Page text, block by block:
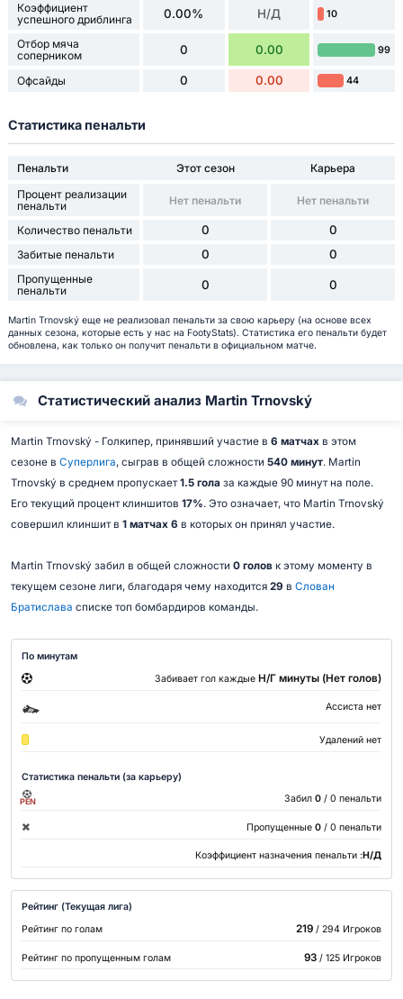
Коэффициент
успешного дриблинга
0.00% Н/Д 10
Отбор мяча
соперником
0 0.00 99
Офсайды 0 0.00 44
Статистика пенальти
Пенальти Этот сезон
Карьера
Процент реализации
пенальти
Нет пенальти Нет пенальти
Количество пенальти 0 0
Забитые пенальти 0 0
Пропущенные
пенальти
0 0
Martin Trnovský еще не реализовал пенальти за свою карьеру (на основе всех
данных сезона, которые есть у нас на FootyStats). Статистика его пенальти будет
обновлена, как только он получит пенальти в официальном матче.
Статистический анализ Martin Trnovský
Martin Trnovský - Голкипер, принявший участие в 6 матчахв этом
сезоне в Суперлига, сыграв в общей сложности 540 минут. Martin
Trnovský в среднем пропускает1.5 гола за каждые 90 минут на поле.
Его текущий процент клиншитов 17%. Это означает, что Martin Trnovský
совершил клиншит в 1 матчах 6 в которых он принял участие.
Martin Trnovský забил в общей сложности 0 головк этому моменту в
текущем сезоне лиги, благодаря чему находится 29 в Слован
Братислава списке топ бомбардиров команды.
По минутам
Забивает гол каждые Н/Г минуты (Нет голов)
Ассиста нет
Удалений нет
Статистика пенальти (за карьеру)
PEN Забил 0 / 0 пенальти
Пропущенные 0 / 0 пенальти
Коэффициент назначения пенальти :Н/Д
Рейтинг (Текущая лига)
Рейтинг по голам
219/ 294 Игроков
Рейтинг по пропущенным голам 93/ 125 Игроков